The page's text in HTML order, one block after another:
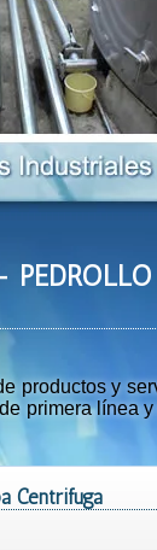
productos y
primera línea
Centrifuga